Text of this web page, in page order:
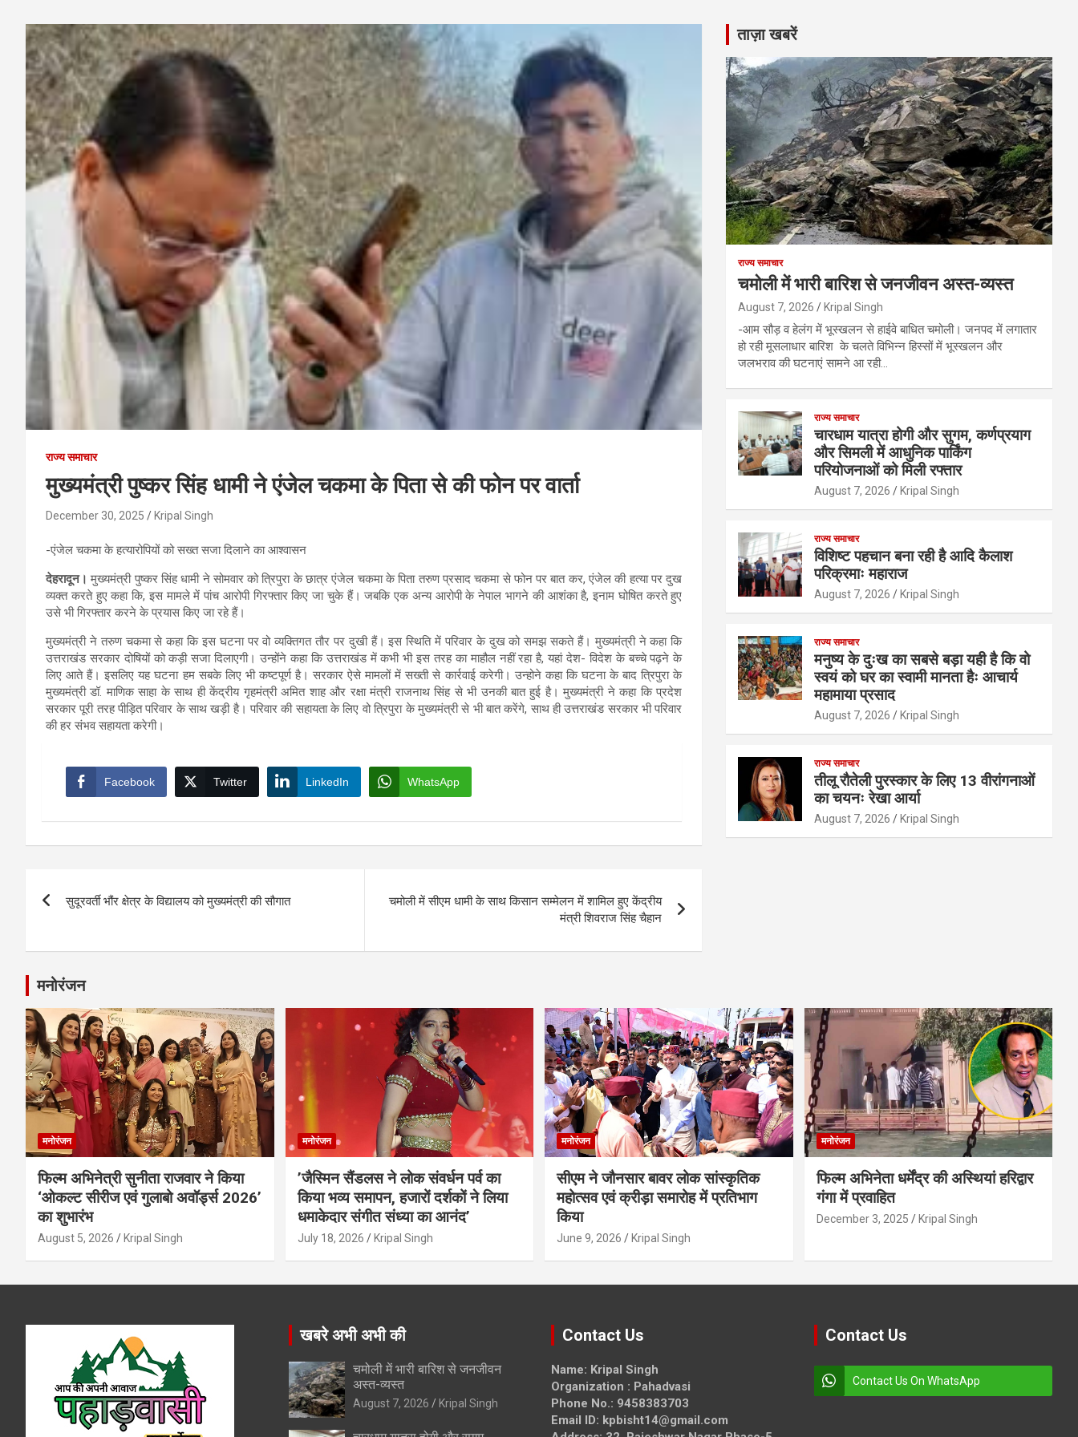
राज्य समाचार
मुख्यमंत्री पुष्कर सिंह धामी ने एंजेल चकमा के पिता से की फोन पर वार्ता
December 30, 2025 Kripal Singh
-एंजेल चकमा के हत्यारोपियों को सख्त सजा दिलाने का आश्वासन
देहरादून। मुख्यमंत्री पुष्कर सिंह धामी ने सोमवार को त्रिपुरा के छात्र एंजेल चकमा के पिता तरुण प्रसाद चकमा से फोन पर बात कर, एंजेल की हत्या पर दुख
व्यक्त करते हुए कहा कि, इस मामले में पांच आरोपी गिरफ्तार किए जा चुके हैं। जबकि एक अन्य आरोपी के नेपाल भागने की आशंका है, इनाम घोषित करते हुए
उसे भी गिरफ्तार करने के प्रयास किए जा रहे हैं।
मुख्यमंत्री ने तरुण चकमा से कहा कि इस घटना पर वो व्यक्तिगत तौर पर दुखी हैं। इस स्थिति में परिवार के दुख को समझ सकते हैं। मुख्यमंत्री ने कहा कि
उत्तराखंड सरकार दोषियों को कड़ी सजा दिलाएगी। उन्होंने कहा कि उत्तराखंड में कभी भी इस तरह का माहौल नहीं रहा है, यहां देश- विदेश के बच्चे पढ़ने के
लिए आते हैं। इसलिए यह घटना हम सबके लिए भी कष्टपूर्ण है। सरकार ऐसे मामलों में सख्ती से कार्रवाई करेगी। उन्होने कहा कि घटना के बाद त्रिपुरा के
मुख्यमंत्री डॉ. माणिक साहा के साथ ही केंद्रीय गृहमंत्री अमित शाह और रक्षा मंत्री राजनाथ सिंह से भी उनकी बात हुई है। मुख्यमंत्री ने कहा कि प्रदेश
सरकार पूरी तरह पीड़ित परिवार के साथ खड़ी है। परिवार की सहायता के लिए वो त्रिपुरा के मुख्यमंत्री से भी बात करेंगे, साथ ही उत्तराखंड सरकार भी परिवार
की हर संभव सहायता करेगी।
Facebook Twitter LinkedIn WhatsApp
navigation
सुदूरवर्ती भौंर क्षेत्र के विद्यालय को मुख्यमंत्री की सौगात
चमोली में सीएम धामी के साथ किसान सम्मेलन में शामिल हुए केंद्रीय
मंत्री शिवराज सिंह चैहान
ताज़ा खबरें
राज्य समाचार
चमोली में भारी बारिश से जनजीवन अस्त-व्यस्त
August 7, 2026 Kripal Singh
-आम सौड़ व हेलंग में भूस्खलन से हाईवे बाधित चमोली। जनपद में लगातार
हो रही मूसलाधार बारिश के चलते विभिन्न हिस्सों में भूस्खलन और
जलभराव की घटनाएं सामने आ रही…
राज्य समाचार
चारधाम यात्रा होगी और सुगम, कर्णप्रयाग
और सिमली में आधुनिक पार्किंग
परियोजनाओं को मिली रफ्तार
August 7, 2026 Kripal Singh
राज्य समाचार
विशिष्ट पहचान बना रही है आदि कैलाश
परिक्रमाः महाराज
August 7, 2026 Kripal Singh
राज्य समाचार
मनुष्य के दुःख का सबसे बड़ा यही है कि वो
स्वयं को घर का स्वामी मानता हैः आचार्य
महामाया प्रसाद
August 7, 2026 Kripal Singh
राज्य समाचार
तीलू रौतेली पुरस्कार के लिए 13 वीरांगनाओं
का चयनः रेखा आर्या
August 7, 2026 Kripal Singh
मनोरंजन
मनोरंजन
फिल्म अभिनेत्री सुनीता राजवार ने किया
‘ओकल्ट सीरीज एवं गुलाबो अवॉर्ड्स 2026’
का शुभारंभ
August 5, 2026 Kripal Singh
मनोरंजन
’जैस्मिन सैंडलस ने लोक संवर्धन पर्व का
किया भव्य समापन, हजारों दर्शकों ने लिया
धमाकेदार संगीत संध्या का आनंद’
July 18, 2026 Kripal Singh
मनोरंजन
सीएम ने जौनसार बावर लोक सांस्कृतिक
महोत्सव एवं क्रीड़ा समारोह में प्रतिभाग
किया
June 9, 2026 Kripal Singh
मनोरंजन
फिल्म अभिनेता धर्मेंद्र की अस्थियां हरिद्वार
गंगा में प्रवाहित
December 3, 2025 Kripal Singh
खबरे अभी अभी की
चमोली में भारी बारिश से जनजीवन
अस्त-व्यस्त
August 7, 2026 Kripal Singh
Contact Us
Name: Kripal Singh
Organization : Pahadvasi
Phone No.: 9458383703
Email ID: kpbisht14@gmail.com
Contact Us
Contact Us On WhatsApp